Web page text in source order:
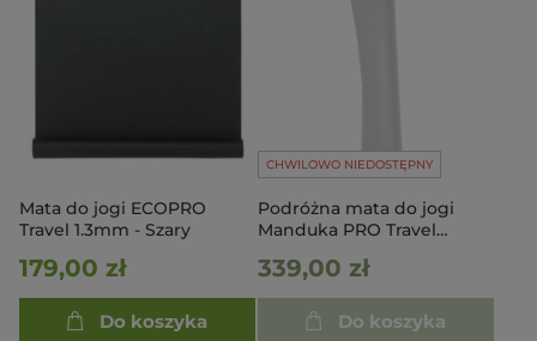
Mata do jogi ECOPRO
Travel 1.3mm - Szary
179,00 zł
Do koszyka
CHWILOWO NIEDOSTĘPNY
Podróżna mata do jogi
Manduka PRO Travel
339,00 zł
Do koszyka